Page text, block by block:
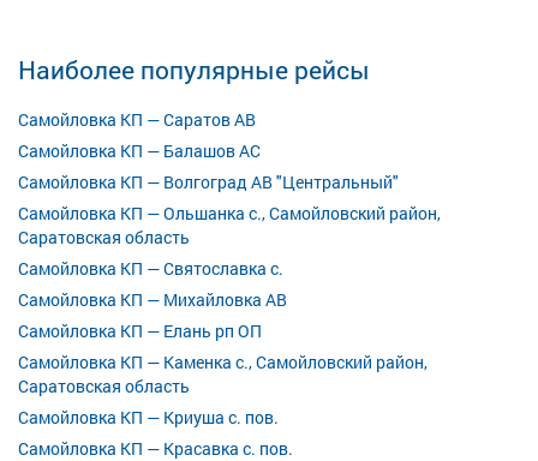
Наиболее популярные рейсы
Самойловка КП — Саратов АВ
Самойловка КП — Балашов АС
Самойловка КП — Волгоград АВ "Центральный"
Самойловка КП — Ольшанка с., Самойловский район,
Саратовская область
Самойловка КП — Святославка с.
Самойловка КП — Михайловка АВ
Самойловка КП — Елань рп ОП
Самойловка КП — Каменка с., Самойловский район,
Саратовская область
Самойловка КП — Криуша с. пов.
Самойловка КП — Красавка с. пов.